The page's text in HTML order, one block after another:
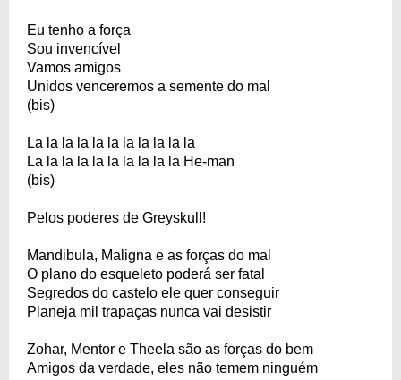
Eu tenho a força
Sou invencível
Vamos amigos
Unidos venceremos a semente do mal
(bis)
La la la la la la la la la la la
La la la la la la la la la la He-man
(bis)
Pelos poderes de Greyskull!
Mandibula, Maligna e as forças do mal
O plano do esqueleto poderá ser fatal
Segredos do castelo ele quer conseguir
Planeja mil trapaças nunca vai desistir
Zohar, Mentor e Theela são as forças do bem
Amigos da verdade, eles não temem ninguém